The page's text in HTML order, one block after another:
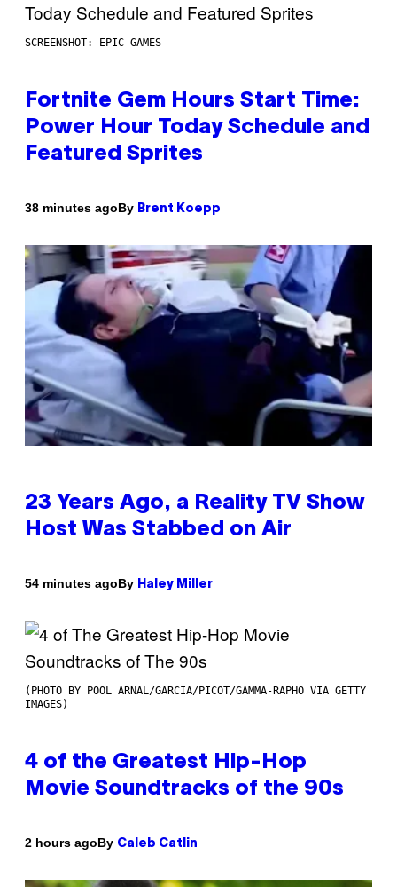
SCREENSHOT: EPIC GAMES
Fortnite Gem Hours Start Time:
Power Hour Today Schedule and
Featured Sprites
38 minutes agoBy Brent Koepp
23 Years Ago, a Reality TV Show
Host Was Stabbed on Air
54 minutes agoBy Haley Miller
(PHOTO BY POOL ARNAL/GARCIA/PICOT/GAMMA-RAPHO VIA GETTY
IMAGES)
4 of the Greatest Hip-Hop
Movie Soundtracks of the 90s
2 hours agoBy Caleb Catlin